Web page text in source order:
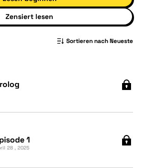
Zensiert lesen
Sortieren nach Neueste
1
28 , 2025